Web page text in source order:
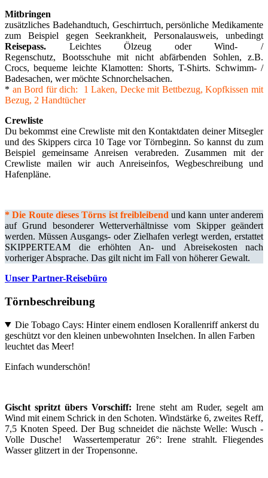
Mitbringen
zusätzliches Badehandtuch, Geschirrtuch, persönliche Medikamente
zum Beispiel gegen Seekrankheit, Personalausweis, unbedingt
Reisepass. Leichtes Ölzeug oder Wind- /
Regenschutz, Bootsschuhe mit nicht abfärbenden Sohlen, z.B.
Crocs, bequeme leichte Klamotten: Shorts, T-Shirts. Schwimm- /
Badesachen, wer möchte Schnorchelsachen.
* an Bord für dich: 1 Laken, Decke mit Bettbezug, Kopfkissen mit
Bezug, 2 Handtücher
Crewliste
Du bekommst eine Crewliste mit den Kontaktdaten deiner Mitsegler
und des Skippers circa 10 Tage vor Törnbeginn. So kannst du zum
Beispiel gemeinsame Anreisen verabreden. Zusammen mit der
Crewliste mailen wir auch Anreiseinfos, Wegbeschreibung und
Hafenpläne.
* Die Route dieses Törns ist freibleibend und kann unter anderem
auf Grund besonderer Wetterverhältnisse vom Skipper geändert
werden. Müssen Ausgangs- oder Zielhafen verlegt werden, erstattet
SKIPPERTEAM die erhöhten An- und Abreisekosten nach
vorheriger Absprache. Das gilt nicht im Fall von höherer Gewalt.
Unser Partner-Reisebüro
Törnbeschreibung
Die Tobago Cays: Hinter einem endlosen Korallenriff ankerst du
geschützt vor den kleinen unbewohnten Inselchen. In allen Farben
leuchtet das Meer!
Einfach wunderschön!
Gischt spritzt übers Vorschiff: Irene steht am Ruder, segelt am
Wind mit einem Schrick in den Schoten. Windstärke 6, zweites Reff,
7,5 Knoten Speed. Der Bug schneidet die nächste Welle: Wusch -
Volle Dusche! Wassertemperatur 26°: Irene strahlt. Fliegendes
Wasser glitzert in der Tropensonne.